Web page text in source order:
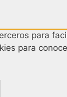
para
para